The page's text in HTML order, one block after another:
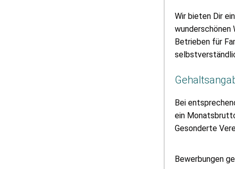
Wir bieten Dir
wunderschönen
Betrieben für
Bei
ein
Gesonderte
Bewerbungen